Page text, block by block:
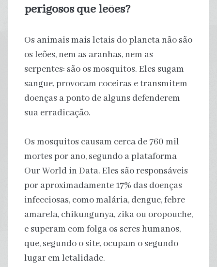
perigosos que leões?
Os animais mais letais do planeta não são
os leões, nem as aranhas, nem as
serpentes: são os mosquitos. Eles sugam
sangue, provocam coceiras e transmitem
doenças a ponto de alguns defenderem
sua erradicação.
Os mosquitos causam cerca de 760 mil
mortes por ano, segundo a plataforma
Our World in Data. Eles são responsáveis
por aproximadamente 17% das doenças
infecciosas, como malária, dengue, febre
amarela, chikungunya, zika ou oropouche,
e superam com folga os seres humanos,
que, segundo o site, ocupam o segundo
lugar em letalidade.